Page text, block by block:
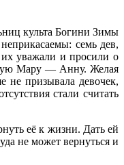
культа Богини Зимы
семь дев,
уважали и просили о
Мару — Анну. Желая
не призывала девочек,
стали считать
её к жизни. Дать ей
не может вернуться и